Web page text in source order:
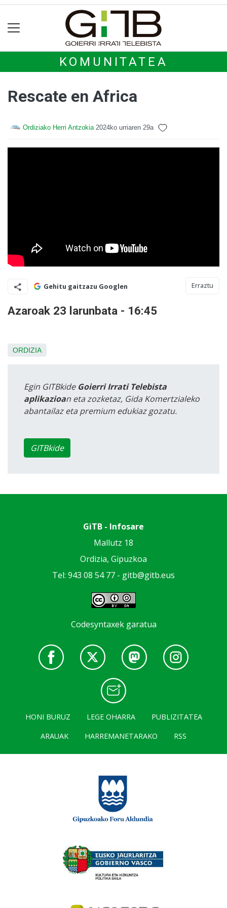
KOMUNITATEA
Rescate en Africa
Ordiziako Herri Antzokia 2024ko urriaren 29a
Gehitu gaitzazu Googlen Erraztu
Azaroak 23 larunbata - 16:45
ORDIZIA
Egin GITBkide Goierri Irrati Telebista
aplikazioan eta zozketaz, Gida Komertzialeko
abantailaz eta premium edukiaz gozatu.
GITBkide
GiTB - Infosare
Mallutz 18
Ordizia, Gipuzkoa
Tel: 943 08 54 77 - gitb@gitb.eus
Codesyntaxek garatua
HONI BURUZ LEGE OHARRA
PUBLIZITATEA
ARAUAK
HARREMANETARAKO RSS